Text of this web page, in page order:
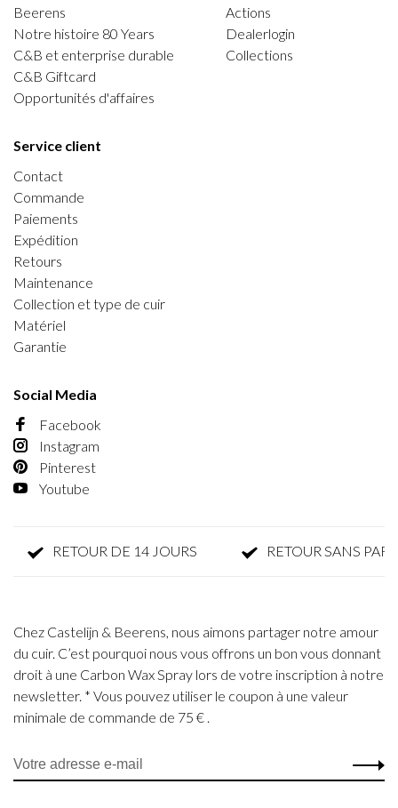
Beerens
Notre histoire 80 Years
C&B et enterprise durable
C&B Giftcard
Opportunités d'affaires
Actions
Dealerlogin
Collections
Service client
Contact
Commande
Paiements
Expédition
Retours
Maintenance
Collection et type de cuir
Matériel
Garantie
Social Media
Facebook
Instagram
Pinterest
Youtube
RETOUR DE 14 JOURS RETOUR SANS PARFAIS
Chez Castelijn & Beerens, nous aimons partager notre amour
du cuir. C’est pourquoi nous vous offrons un bon vous donnant
droit à une Carbon Wax Spray lors de votre inscription à notre
newsletter. * Vous pouvez utiliser le coupon à une valeur
minimale de commande de 75 € .